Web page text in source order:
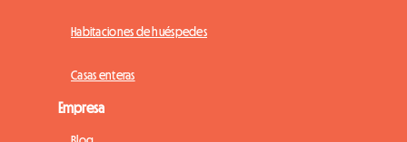
Habitaciones de huéspedes
Casas enteras
Empresa